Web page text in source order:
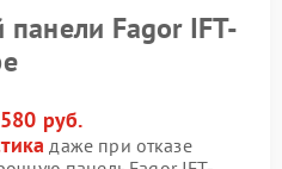
Fagor IFT-
руб.
даже при отказе